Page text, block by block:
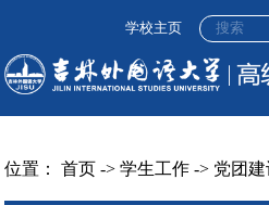
学校主页
位置：首页 ->学生工作 -> 党团